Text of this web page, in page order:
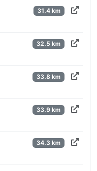
31.4 km
32.5 km
33.8 km
33.9 km
34.3 km